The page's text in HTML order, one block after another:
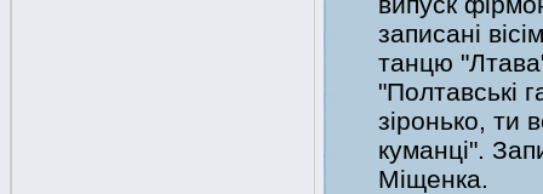
записані
танцю
"Полтавські
зіронько, ти
куманці".
Міщенка.